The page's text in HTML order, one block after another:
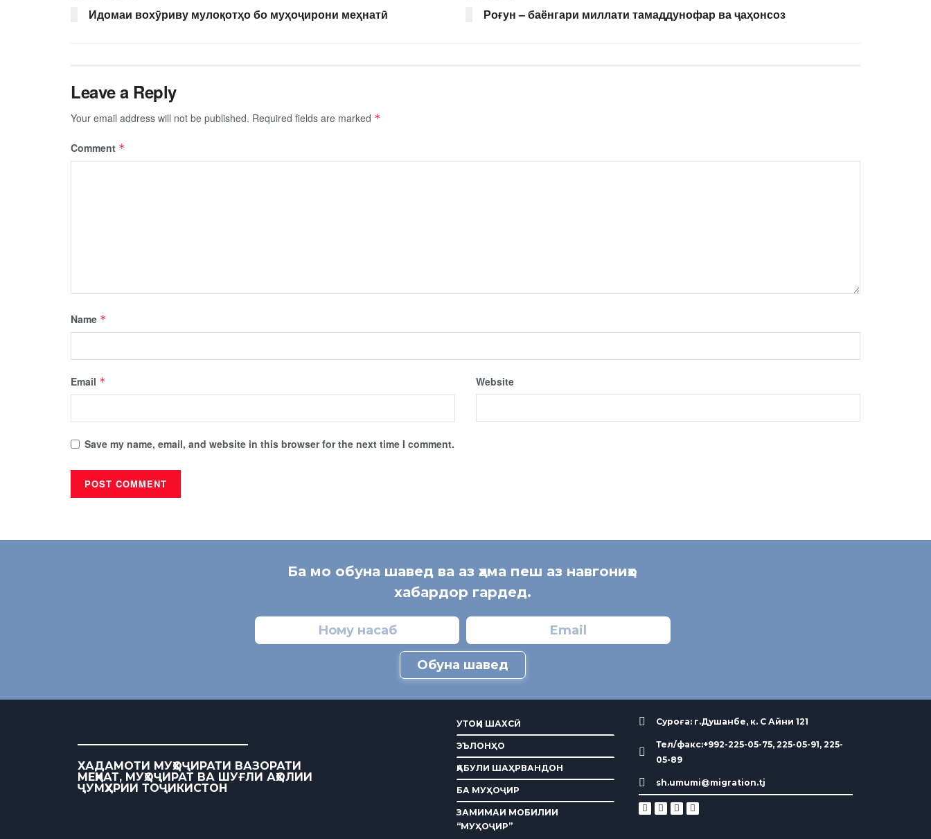
Идомаи вохӯриву мулоқотҳо бо муҳоҷирони меҳнатӣ Роғун – баёнгари миллати тамаддунофар ва ҷаҳонсоз
Leave a Reply
Your email address will not be published. Required fields are marked *
Comment *
Name *
Email * Website
Save my name, email, and website in this browser for the next time I comment.
Ба мо обуна шавед ва аз ҳама пеш аз навгониҳо
хабардор гардед.
Обуна шавед
ХАДАМОТИ МУҲОҶИРАТИ ВАЗОРАТИ
МЕҲНАТ, МУҲОҶИРАТ ВА ШУҒЛИ АҲОЛИИ
ҶУМҲУРИИ ТОҶИКИСТОН
УТОҚИ ШАХСӢ
ЭЪЛОНҲО
ҚАБУЛИ ШАҲРВАНДОН
БА МУҲОҶИР
ЗАМИМАИ МОБИЛИИ
“МУҲОҶИР”
Суроға: г.Душанбе, к. С Айни 121
Тел/факс:+992-225-05-75, 225-05-91, 225-
05-89
sh.umumi@migration.tj